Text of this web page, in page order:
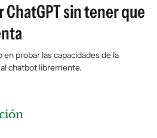
sin tener que
probar las capacidades de la
chatbot libremente.